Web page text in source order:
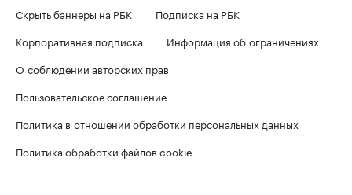
Скрыть баннеры на РБК
Подписка на РБК
Корпоративная подписка
Информация об ограничениях
О соблюдении авторских прав
Пользовательское соглашение
Политика в отношении обработки персональных данных
Политика обработки файлов cookie